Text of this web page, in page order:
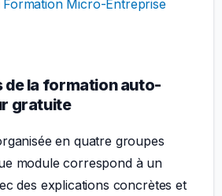
Micro-Entreprise
de la formation auto-
gratuite
en quatre groupes
module correspond à un
des explications concrètes et